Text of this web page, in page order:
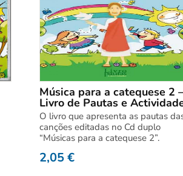
Música para a catequese 2 –
Livro de Pautas e
O livro que apresenta as pautas
canções editadas no Cd duplo
“Músicas para a catequese 2”.
2,05€